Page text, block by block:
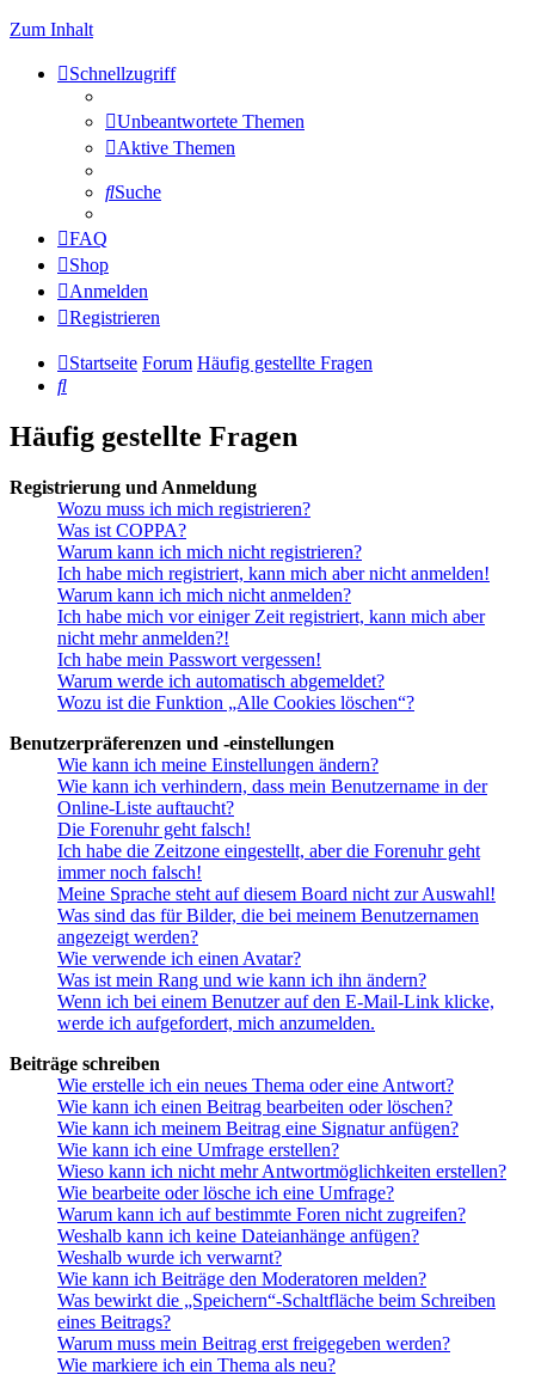
Zum Inhalt
Schnellzugriff
Unbeantwortete Themen
Aktive Themen
Suche
FAQ
Shop
Anmelden
Registrieren
Startseite Forum Häufig gestellte Fragen
Suche
Häufig gestellte Fragen
Registrierung und Anmeldung
Wozu muss ich mich registrieren?
Was ist COPPA?
Warum kann ich mich nicht registrieren?
Ich habe mich registriert, kann mich aber nicht anmelden!
Warum kann ich mich nicht anmelden?
Ich habe mich vor einiger Zeit registriert, kann mich aber
nicht mehr anmelden?!
Ich habe mein Passwort vergessen!
Warum werde ich automatisch abgemeldet?
Wozu ist die Funktion „Alle Cookies löschen“?
Benutzerpräferenzen und -einstellungen
Wie kann ich meine Einstellungen ändern?
Wie kann ich verhindern, dass mein Benutzername in der
Online-Liste auftaucht?
Die Forenuhr geht falsch!
Ich habe die Zeitzone eingestellt, aber die Forenuhr geht
immer noch falsch!
Meine Sprache steht auf diesem Board nicht zur Auswahl!
Was sind das für Bilder, die bei meinem Benutzernamen
angezeigt werden?
Wie verwende ich einen Avatar?
Was ist mein Rang und wie kann ich ihn ändern?
Wenn ich bei einem Benutzer auf den E-Mail-Link klicke,
werde ich aufgefordert, mich anzumelden.
Beiträge schreiben
Wie erstelle ich ein neues Thema oder eine Antwort?
Wie kann ich einen Beitrag bearbeiten oder löschen?
Wie kann ich meinem Beitrag eine Signatur anfügen?
Wie kann ich eine Umfrage erstellen?
Wieso kann ich nicht mehr Antwortmöglichkeiten erstellen?
Wie bearbeite oder lösche ich eine Umfrage?
Warum kann ich auf bestimmte Foren nicht zugreifen?
Weshalb kann ich keine Dateianhänge anfügen?
Weshalb wurde ich verwarnt?
Wie kann ich Beiträge den Moderatoren melden?
Was bewirkt die „Speichern“-Schaltfläche beim Schreiben
eines Beitrags?
Warum muss mein Beitrag erst freigegeben werden?
Wie markiere ich ein Thema als neu?